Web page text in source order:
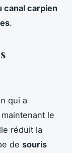
canal carpien
.
qui a
le
réduit la
de souris